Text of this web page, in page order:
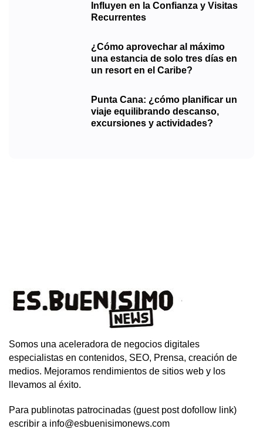
Influyen en la Confianza y Visitas
Recurrentes
¿Cómo aprovechar al máximo
una estancia de solo tres días en
un resort en el Caribe?
Punta Cana: ¿cómo planificar un
viaje equilibrando descanso,
excursiones y actividades?
Somos una aceleradora de negocios digitales
especialistas en contenidos, SEO, Prensa, creación de
medios. Mejoramos rendimientos de sitios web y los
llevamos al éxito.
Para publinotas patrocinadas (guest post dofollow link)
escribir a info@esbuenisimonews.com